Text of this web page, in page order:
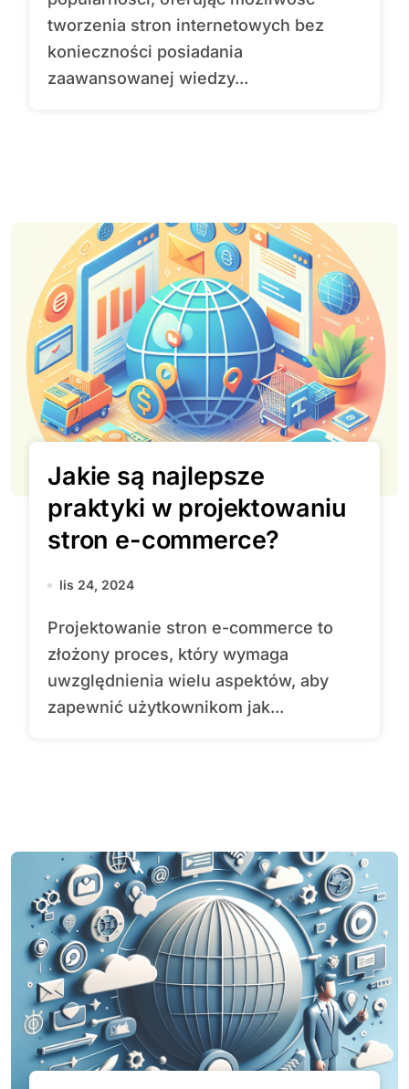
tworzenia stron internetowych bez
konieczności posiadania
zaawansowanej wiedzy...
Jakie są najlepsze
praktyki w projektowaniu
stron e-commerce?
lis 24, 2024
Projektowanie stron e-commerce to
złożony proces, który wymaga
uwzględnienia wielu aspektów, aby
zapewnić użytkownikom jak...